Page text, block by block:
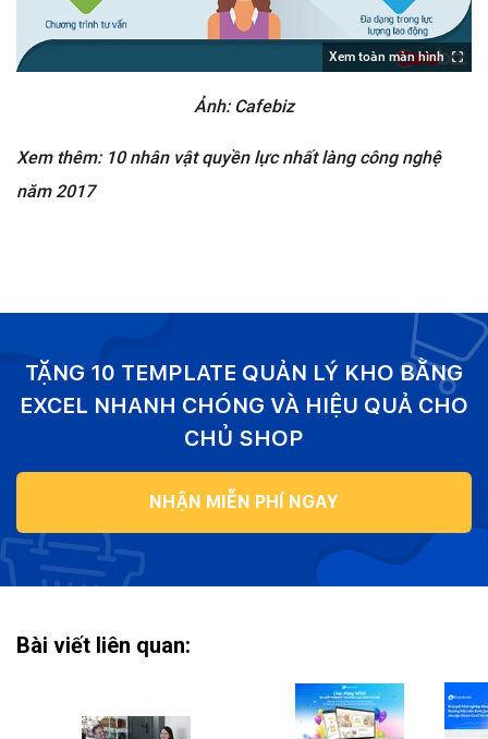
Xem toàn màn hình
Ảnh: Cafebiz
Xem thêm: 10 nhân vật quyền lực nhất làng công nghệ
năm 2017
TẶNG 10 TEMPLATE QUẢN LÝ KHO BẰNG
EXCEL NHANH CHÓNG VÀ HIỆU QUẢ CHO
CHỦ SHOP
NHẬN MIỄN PHÍ NGAY
Bài viết liên quan: